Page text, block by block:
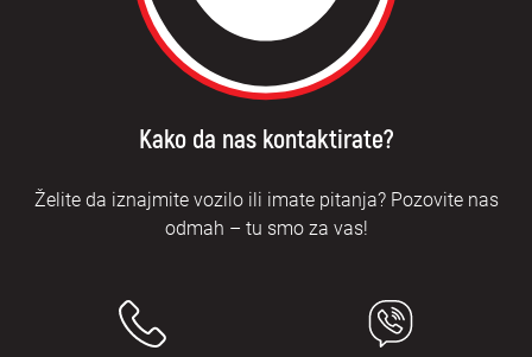
Kako da nas kontaktirate?
Želite da iznajmite vozilo ili imate pitanja? Pozovite nas
odmah – tu smo za vas!